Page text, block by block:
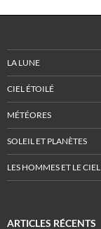
LA LUNE
CIEL ÉTOILÉ
MÉTÉORES
SOLEIL ET PLANÈTES
LES HOMMES ET LE CIEL
ARTICLES RÉCENTS